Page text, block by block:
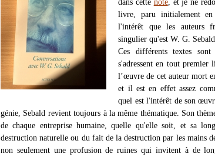
livre, paru initialement en
l'intérêt que les auteurs
singulier qu'est W. G. Sebald.
Ces différents textes
s'adressent en tout premier
l’œuvre de cet auteur mort
et il est en effet assez
quel est l'intérêt de son
génie, Sebald revient toujours à la même thématique. Son
de chaque entreprise humaine, quelle qu'elle soit, et sa
destruction naturelle ou du fait de la destruction par les mains
non seulement une profusion de ruines qui invitent à de